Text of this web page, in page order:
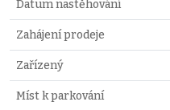
Datum nastěhování
Zahájení prodeje
Zařízený
Míst k parkování